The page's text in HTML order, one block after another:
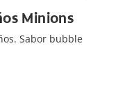
Minions
Sabor bubble